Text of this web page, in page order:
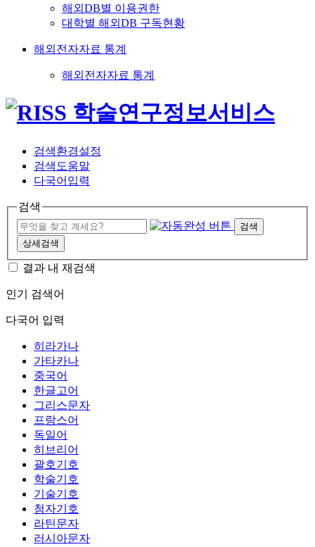
해외DB별 이용권한
대학별 해외DB 구독현황
해외전자자료 통계
해외전자자료 통계
검색환경설정
검색도움말
다국어입력
검색
검색
상세검색
결과 내 재검색
인기 검색어
다국어 입력
히라가나
가타카나
중국어
한글고어
그리스문자
프랑스어
독일어
히브리어
괄호기호
학술기호
기술기호
첨자기호
라틴문자
러시아문자